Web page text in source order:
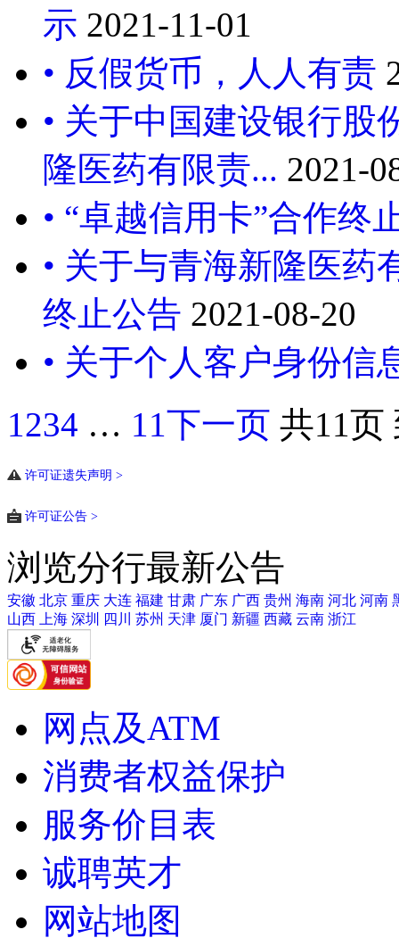
示 2021-11-01
• 反假货币，人人有责
• 关于中国建设银行股
隆医药有限责... 2021-
• “卓越信用卡”合作终
• 关于与青海新隆医药
终止公告 2021-08-20
• 关于个人客户身份信
1234 … 11下一页 共11页
许可证遗失声明 >
许可证公告 >
浏览分行最新公告
安徽 北京 重庆 大连 福建 甘肃 广东 广西 贵州 海南 河北 河南
山西
上海 深圳 四川 苏州 天津 厦门 新疆 西藏 云南 浙江
网点及ATM
消费者权益保护
服务价目表
诚聘英才
网站地图